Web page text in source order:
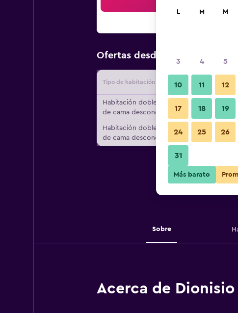
Ofertas desde Oferta más
Tipo de habitación Proveedor
Habitación doble, tipo
de cama desconocido
Habitación doble, tipo
de cama desconocido
Sobre
Acerca de
L M M
3 4 5
10 11 12
17 18 19
24 25 26
31
Más barato